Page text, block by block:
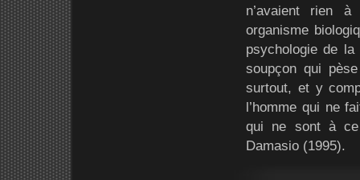
n’avaient rien à
organisme
psychologie de
soupçon qui
surtout, et y
l’homme qui ne
qui ne sont à ce
Damasio (1995).